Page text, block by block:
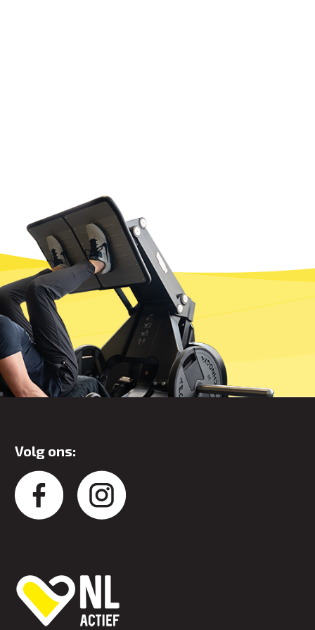
Volg ons: